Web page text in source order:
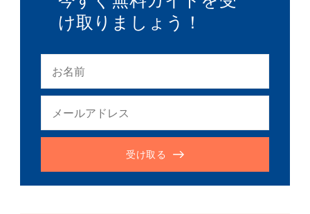
け取りましょう！
受け取る